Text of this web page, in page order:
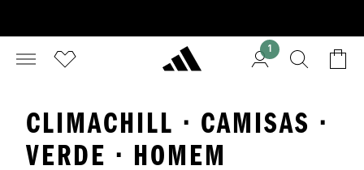
1
CLIMACHILL · CAMISAS ·
VERDE · HOMEM